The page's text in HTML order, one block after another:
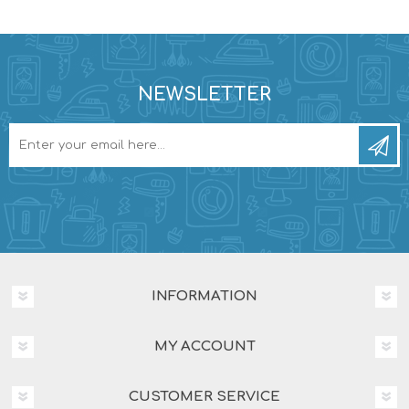
NEWSLETTER
INFORMATION
MY ACCOUNT
CUSTOMER SERVICE